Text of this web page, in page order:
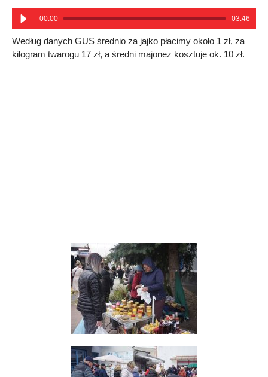
00:00 03:46
Według danych GUS średnio za jajko płacimy około 1 zł, za
kilogram twarogu 17 zł, a średni majonez kosztuje ok. 10 zł.